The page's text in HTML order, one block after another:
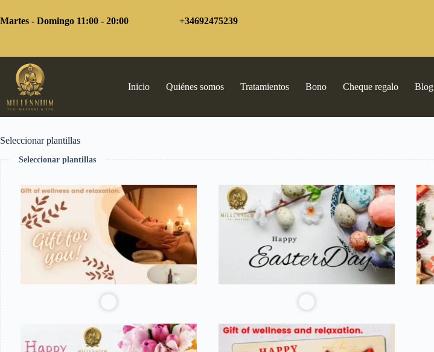
al
contenido
Martes - Domingo 11:00 - 20:00 +34692475239
Inicio Quiénes somos Tratamientos Bono Cheque regalo Blog
Seleccionar plantillas
Seleccionar plantillas